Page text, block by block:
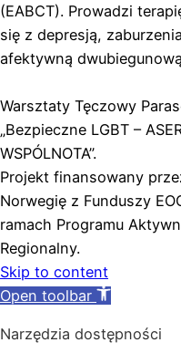
(EABCT). Prowadzi
się z depresją,
afektywną
Warsztaty Tęczowy
„Bezpieczne LGBT –
WSPÓLNOTA”.
Projekt finansowany
Norwegię z Funduszy
ramach Programu
Regionalny.
Skip to content
Open toolbar
Narzędzia dostępności